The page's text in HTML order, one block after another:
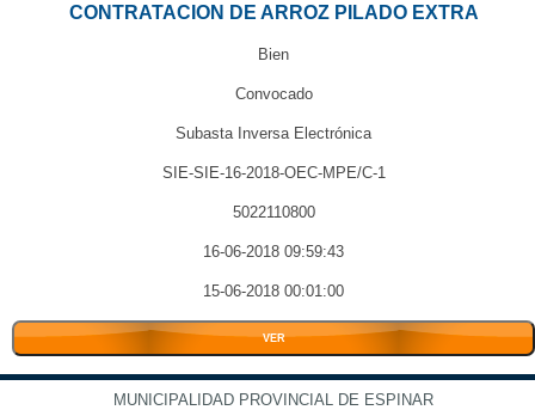
CONTRATACION DE ARROZ PILADO EXTRA
Bien
Convocado
Subasta Inversa Electrónica
SIE-SIE-16-2018-OEC-MPE/C-1
5022110800
16-06-2018 09:59:43
15-06-2018 00:01:00
VER
MUNICIPALIDAD PROVINCIAL DE ESPINAR